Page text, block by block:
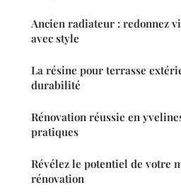
Ancien radiateur : redonnez
avec style
La résine pour terrasse
durabilité
Rénovation réussie en
pratiques
Révélez le potentiel de votre
rénovation